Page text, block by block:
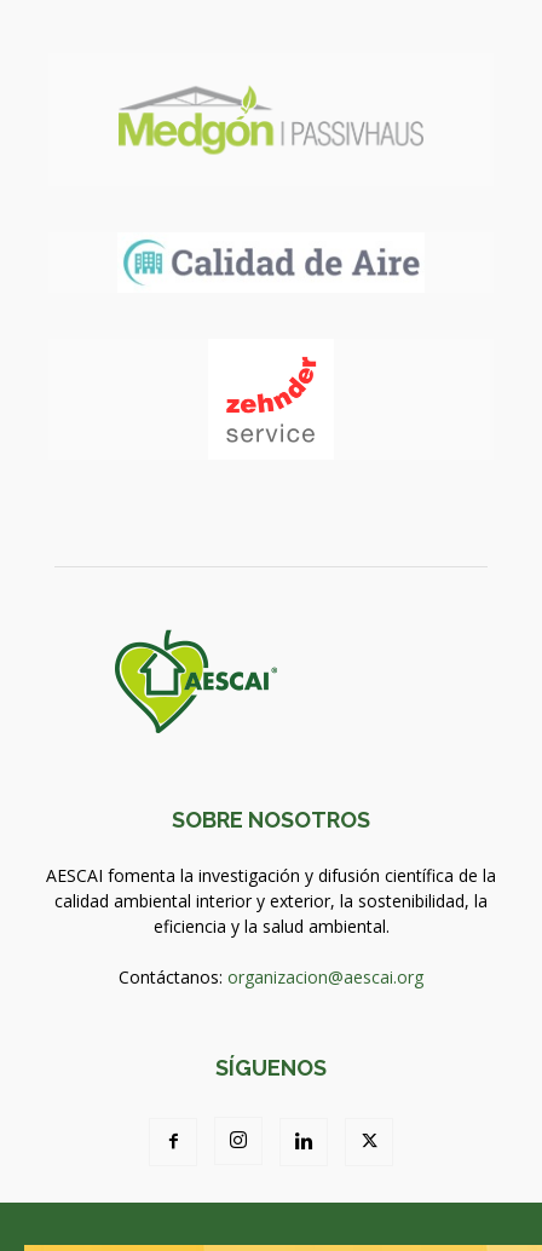
SOBRE NOSOTROS
AESCAI fomenta la investigación y difusión científica de la
calidad ambiental interior y exterior, la sostenibilidad, la
eficiencia y la salud ambiental.
Contáctanos: organizacion@aescai.org
SÍGUENOS